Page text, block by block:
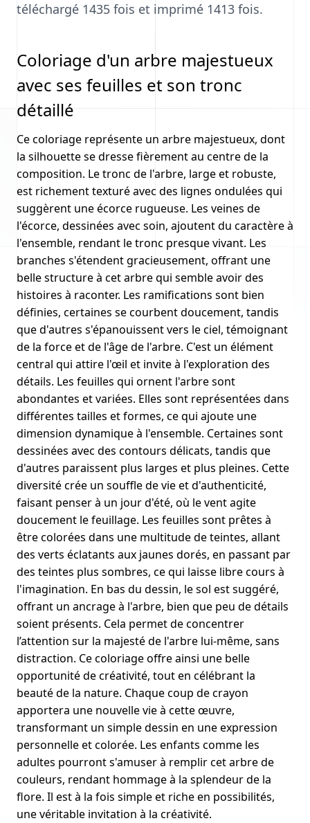
téléchargé 1435 fois et imprimé 1413 fois.
Coloriage d'un arbre majestueux
avec ses feuilles et son tronc
détaillé
Ce coloriage représente un arbre majestueux, dont
la silhouette se dresse fièrement au centre de la
composition. Le tronc de l'arbre, large et robuste,
est richement texturé avec des lignes ondulées qui
suggèrent une écorce rugueuse. Les veines de
l'écorce, dessinées avec soin, ajoutent du caractère à
l'ensemble, rendant le tronc presque vivant. Les
branches s'étendent gracieusement, offrant une
belle structure à cet arbre qui semble avoir des
histoires à raconter. Les ramifications sont bien
définies, certaines se courbent doucement, tandis
que d'autres s'épanouissent vers le ciel, témoignant
de la force et de l'âge de l'arbre. C'est un élément
central qui attire l'œil et invite à l'exploration des
détails. Les feuilles qui ornent l'arbre sont
abondantes et variées. Elles sont représentées dans
différentes tailles et formes, ce qui ajoute une
dimension dynamique à l'ensemble. Certaines sont
dessinées avec des contours délicats, tandis que
d'autres paraissent plus larges et plus pleines. Cette
diversité crée un souffle de vie et d'authenticité,
faisant penser à un jour d'été, où le vent agite
doucement le feuillage. Les feuilles sont prêtes à
être colorées dans une multitude de teintes, allant
des verts éclatants aux jaunes dorés, en passant par
des teintes plus sombres, ce qui laisse libre cours à
l'imagination. En bas du dessin, le sol est suggéré,
offrant un ancrage à l'arbre, bien que peu de détails
soient présents. Cela permet de concentrer
l’attention sur la majesté de l'arbre lui-même, sans
distraction. Ce coloriage offre ainsi une belle
opportunité de créativité, tout en célébrant la
beauté de la nature. Chaque coup de crayon
apportera une nouvelle vie à cette œuvre,
transformant un simple dessin en une expression
personnelle et colorée. Les enfants comme les
adultes pourront s'amuser à remplir cet arbre de
couleurs, rendant hommage à la splendeur de la
flore. Il est à la fois simple et riche en possibilités,
une véritable invitation à la créativité.